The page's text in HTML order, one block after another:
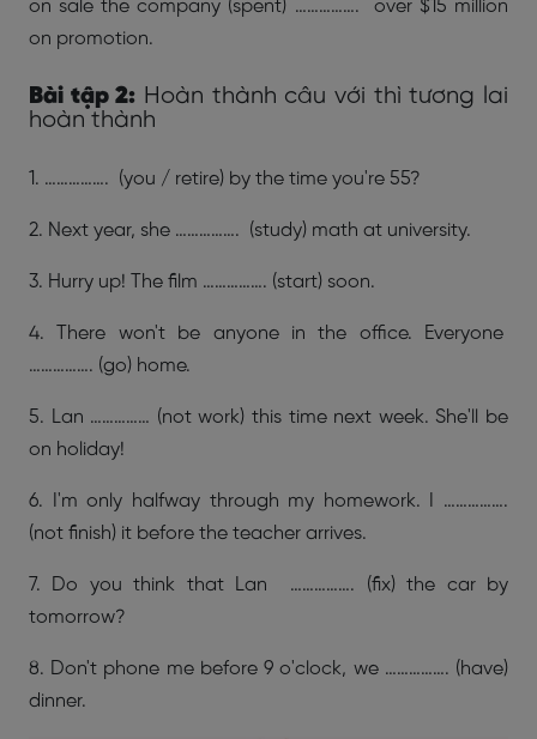
on sale the company (spent) ……………. over $15 million
on promotion.
Bài tập 2: Hoàn thành câu với thì tương lai
hoàn thành
1. ……………. (you / retire) by the time you're 55?
2. Next year, she ……………. (study) math at university.
3. Hurry up! The film ……………. (start) soon.
4. There won't be anyone in the office. Everyone
……………. (go) home.
5. Lan …………… (not work) this time next week. She'll be
on holiday!
6. I'm only halfway through my homework. I …………….
(not finish) it before the teacher arrives.
7. Do you think that Lan ……………. (fix) the car by
tomorrow?
8. Don't phone me before 9 o'clock, we ……………. (have)
dinner.